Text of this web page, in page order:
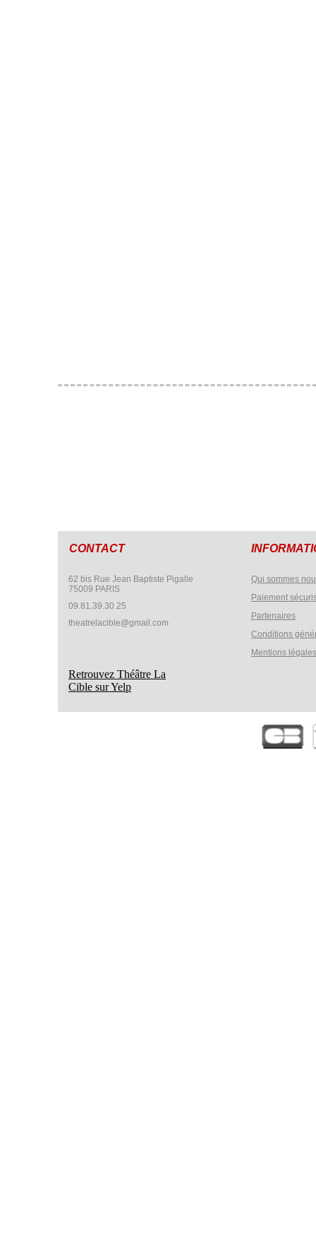
CONTACT
62 bis Rue Jean Baptiste Pigalle
75009 PARIS
09.81.39.30.25
theatrelacible@gmail.com
Retrouvez Théâtre La
Cible sur Yelp
Qui sommes
Paiement
Partenaires
Conditions
Mentions légales